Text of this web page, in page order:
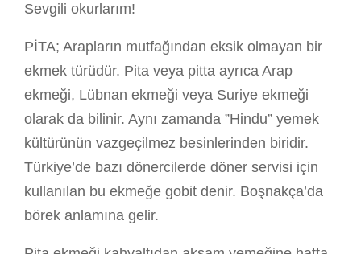
Sevgili okurlarım!
PİTA; Arapların mutfağından eksik olmayan bir
ekmek türüdür. Pita veya pitta ayrıca Arap
ekmeği, Lübnan ekmeği veya Suriye ekmeği
olarak da bilinir. Aynı zamanda ”Hindu” yemek
kültürünün vazgeçilmez besinlerinden biridir.
Türkiye’de bazı dönercilerde döner servisi için
kullanılan bu ekmeğe gobit denir. Boşnakça’da
börek anlamına gelir.